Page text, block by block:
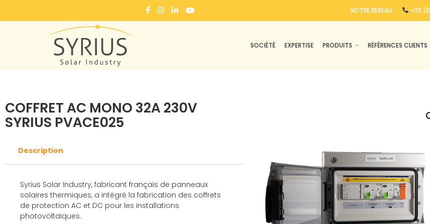
NOTRE RÉSEAU +33
SOCIÉTÉ EXPERTISE PRODUITS RÉFÉRENCES CLIENTS
Photovoltaïque COFFRET AC MONO 32A 230V SYRIUS PVACE025
COFFRET AC MONO 32A 230V
SYRIUS PVACE025
Description
Syrius Solar Industry, fabricant français de panneaux
solaires thermiques, a intégré la fabrication des coffrets
de protection AC et DC pour les installations
photovoltaïques.